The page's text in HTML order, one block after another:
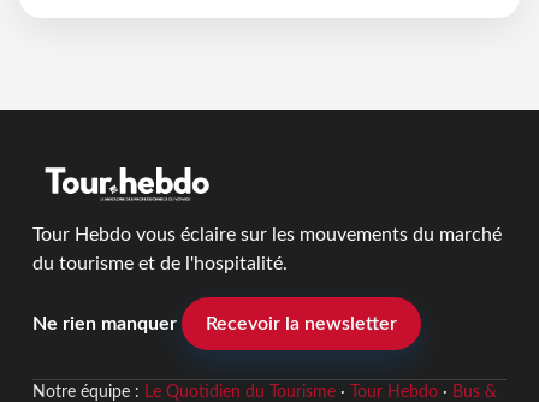
Tour Hebdo vous éclaire sur les mouvements du marché
du tourisme et de l'hospitalité.
Ne rien manquer Recevoir la newsletter
Notre équipe : Le Quotidien du Tourisme· Tour Hebdo· Bus &